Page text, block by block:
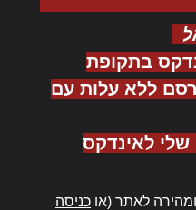
בתקופת
ללא עלות עם
לאינדקס
לאתר (או כניסה